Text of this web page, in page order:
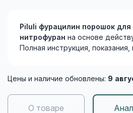
Piluli фурацилин порошок
нитрофуран на основе
Полная инструкция,
Цены и наличие обновлены: 9
О товаре